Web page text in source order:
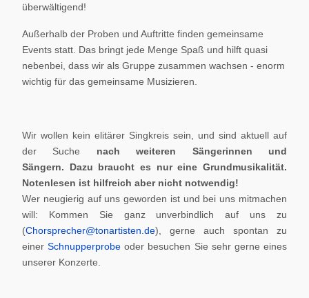
überwältigend!
Außerhalb der Proben und Auftritte finden gemeinsame
Events statt. Das bringt jede Menge Spaß und hilft quasi
nebenbei, dass wir als Gruppe zusammen wachsen - enorm
wichtig für das gemeinsame Musizieren.
Wir wollen kein elitärer Singkreis sein, und sind aktuell auf
der Suche nach weiteren Sängerinnen und
Sängern. Dazu braucht es nur eine Grundmusikalität.
Notenlesen ist hilfreich aber nicht notwendig!
Wer neugierig auf uns geworden ist und bei uns mitmachen
will: Kommen Sie ganz unverbindlich auf uns zu
(Chorsprecher@tonartisten.de), gerne auch spontan zu
einerSchnupperprobe oder besuchen Sie sehr gerne eines
unserer Konzerte.